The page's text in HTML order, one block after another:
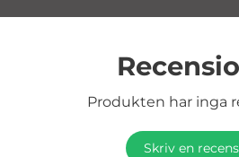
Produkten har inga
Skriv en